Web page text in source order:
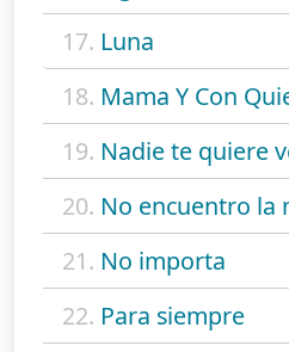
17. Luna
18. Mama Y Con
19. Nadie te quiere
20. No encuentro la
21. No importa
22. Para siempre